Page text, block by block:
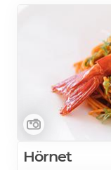
speciellt till
samt för
Hörnet